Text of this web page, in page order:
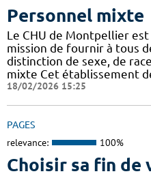
Personnel mixte
Le CHU de Montpellier
mission de fournir à tous
distinction de sexe, de
mixte Cet établissement
18/02/2026 15:25
PAGES
relevance: 100%
Choisir sa fin de